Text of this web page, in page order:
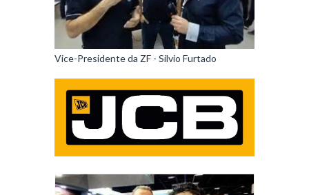
Vice-Presidente da ZF - Silvio Furtado